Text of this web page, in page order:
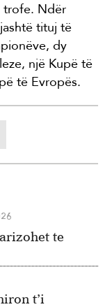
trofe. Ndër
tituj të
dy
një Kupë të
të Evropës.
te
t’i